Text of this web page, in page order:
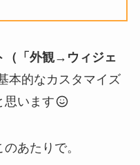
（「外観→ウィジェ
本的なカスタマイズ
思います
あたりで。